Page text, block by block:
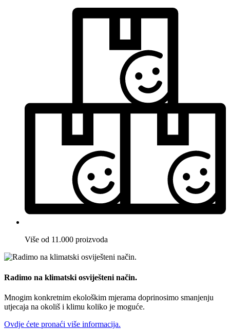
Više od 11.000 proizvoda
Radimo na klimatski osviješteni način.
Mnogim konkretnim ekološkim mjerama doprinosimo smanjenju
utjecaja na okoliš i klimu koliko je moguće.
Ovdje ćete pronaći više informacija.